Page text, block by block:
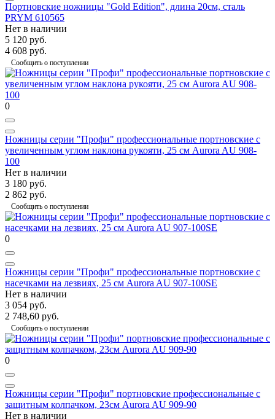
Портновские ножницы "Gold Edition", длина 20см, сталь
PRYM 610565
Нет в наличии
5 120 руб.
4 608 руб.
Сообщить о поступлении
0
Ножницы серии "Профи" профессиональные портновские с
увеличенным углом наклона рукояти, 25 см Aurora AU 908-
100
Нет в наличии
3 180 руб.
2 862 руб.
Сообщить о поступлении
0
Ножницы серии "Профи" профессиональные портновские с
насечками на лезвиях, 25 см Aurora AU 907-100SE
Нет в наличии
3 054 руб.
2 748,60 руб.
Сообщить о поступлении
0
Ножницы серии "Профи" портновские профессиональные с
защитным колпачком, 23см Aurora AU 909-90
Нет в наличии